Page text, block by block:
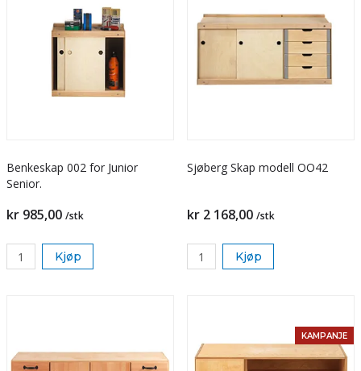
Benkeskap 002 for Junior
Senior.
kr 985,00 /stk
Kjøp
Sjøberg Skap modell OO42
kr 2 168,00 /stk
Kjøp
KAMPANJE